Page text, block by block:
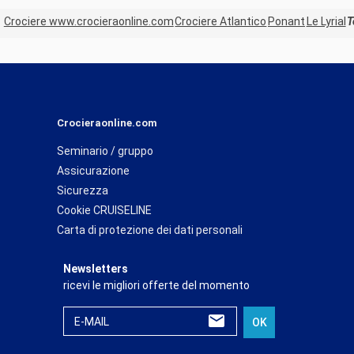
Crociere www.crocieraonline.comCrociere Atlantico Ponant Le Lyrial
Crocieraonline.com
Seminario / gruppo
Assicurazione
Sicurezza
Cookie CRUISELINE
Carta di protezione dei dati personali
Newsletters
ricevi le migliori offerte del momento
E-MAIL OK